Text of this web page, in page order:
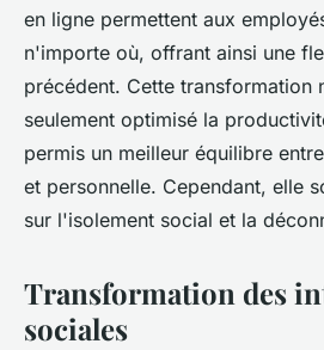
en ligne permettent aux
n'importe où, offrant ainsi une
précédent. Cette transformation
seulement optimisé la
permis un meilleur équilibre
et personnelle. Cependant, elle
sur l'isolement social et la
Transformation des
sociales